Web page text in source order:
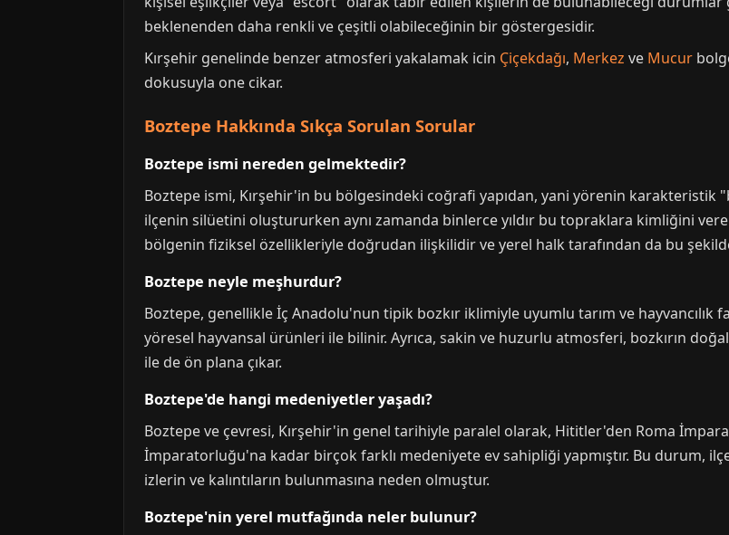
beklenenden daha renkli ve çeşitli olabileceğinin bir göstergesidir.
Kırşehir genelinde benzer atmosferi yakalamak icin Çiçekdağı, Merkez ve Mucur
dokusuyla one cikar.
Boztepe Hakkında Sıkça Sorulan Sorular
Boztepe ismi nereden gelmektedir?
Boztepe ismi, Kırşehir'in bu bölgesindeki coğrafi yapıdan, yani yörenin karakteristik
ilçenin silüetini oluştururken aynı zamanda binlerce yıldır bu topraklara kimliğini
bölgenin fiziksel özellikleriyle doğrudan ilişkilidir ve yerel halk tarafından da bu
Boztepe neyle meşhurdur?
Boztepe, genellikle İç Anadolu'nun tipik bozkır iklimiyle uyumlu tarım ve
yöresel hayvansal ürünleri ile bilinir. Ayrıca, sakin ve huzurlu atmosferi, bozkırın
ile de ön plana çıkar.
Boztepe'de hangi medeniyetler yaşadı?
Boztepe ve çevresi, Kırşehir'in genel tarihiyle paralel olarak, Hititler'den Roma
İmparatorluğu'na kadar birçok farklı medeniyete ev sahipliği yapmıştır. Bu durum,
izlerin ve kalıntıların bulunmasına neden olmuştur.
Boztepe'nin yerel mutfağında neler bulunur?